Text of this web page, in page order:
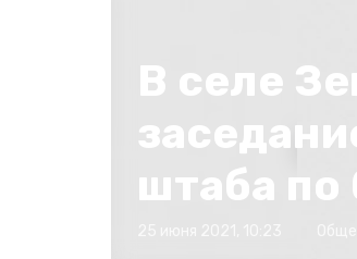
В селе
штаба по